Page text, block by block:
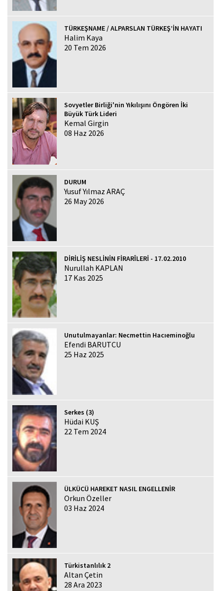
TÜRKEŞNAME / ALPARSLAN TÜRKEŞ’İN HAYATI
Halim Kaya
20 Tem 2026
Sovyetler Birliği'nin Yıkılışını Öngören İki
Büyük Türk Lideri
Kemal Girgin
08 Haz 2026
DURUM
Yusuf Yılmaz ARAÇ
26 May 2026
DİRİLİŞ NESLİNİN FİRARÎLERİ - 17.02.2010
Nurullah KAPLAN
17 Kas 2025
Unutulmayanlar: Necmettin Hacıeminoğlu
Efendi BARUTCU
25 Haz 2025
Serkes (3)
Hüdai KUŞ
22 Tem 2024
ÜLKÜCÜ HAREKET NASIL ENGELLENİR
Orkun Özeller
03 Haz 2024
Türkistanlılık 2
Altan Çetin
28 Ara 2023